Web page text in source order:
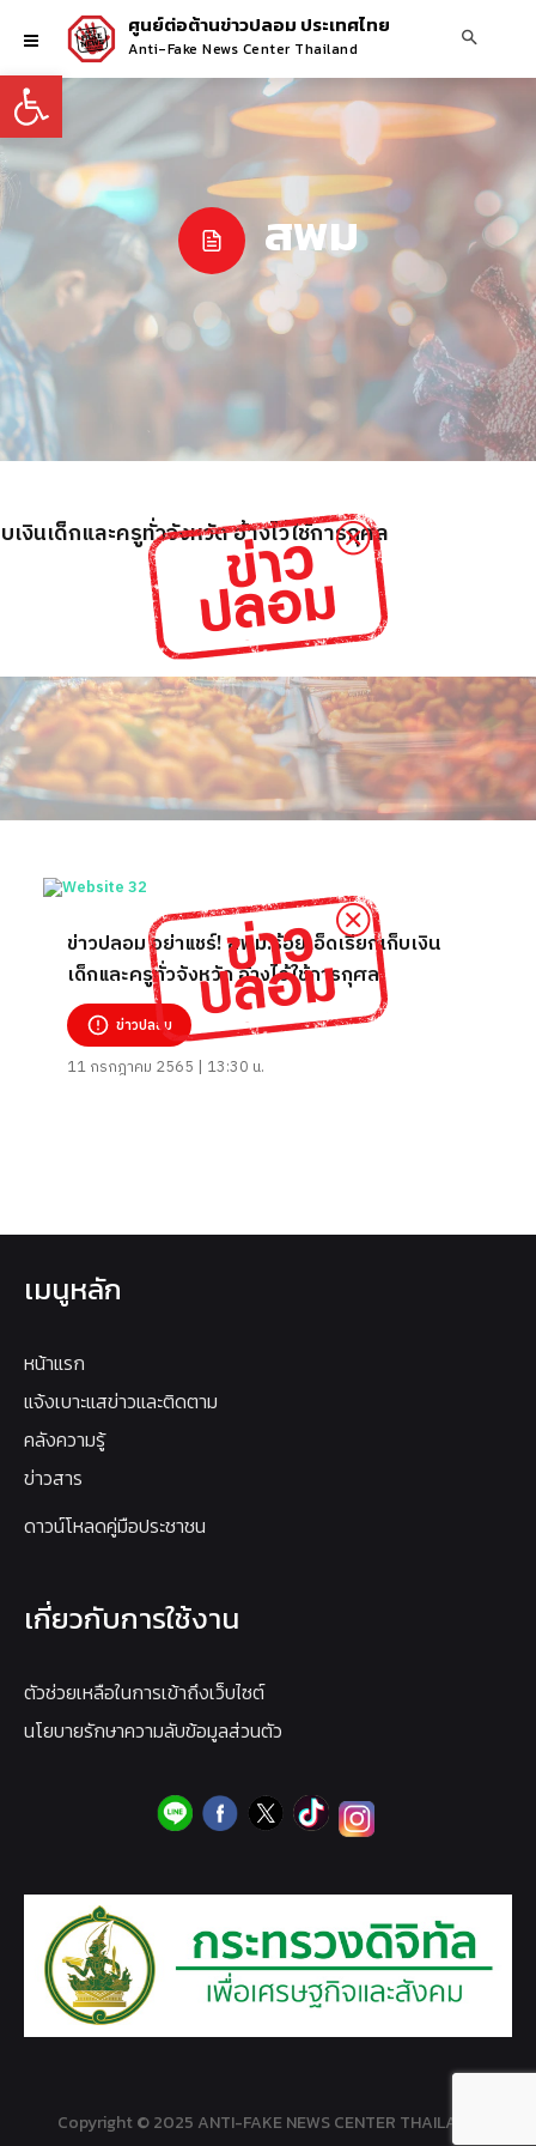
Open toolbar
ศูนย์ต่อต้านข่าวปลอม ประเทศไทย
Anti-Fake News Center Thailand
สพม
งินเด็กและครูทั่วจังหวัด อ้างไว้ใช้การกุศล
ข่าวปลอม อย่าแชร์! สพม.ร้อยเอ็ดเรียกเก็บเงิน
เด็กและครูทั่วจังหวัด อ้างไว้ใช้การกุศล
ข่าวปลอม
11 กรกฎาคม 2565 | 13:30 น.
เมนูหลัก
หน้าแรก
แจ้งเบาะแสข่าวและติดตาม
คลังความรู้
ข่าวสาร
ดาวน์โหลดคู่มือประชาชน
เกี่ยวกับการใช้งาน
ตัวช่วยเหลือในการเข้าถึงเว็บไซต์
นโยบายรักษาความลับข้อมูลส่วนตัว
Copyright © 2025 ANTI-FAKE NEWS CENTER THAILAND